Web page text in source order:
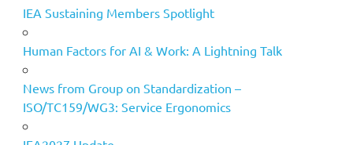
IEA Sustaining Members Spotlight
Human Factors for AI & Work: A Lightning Talk
News from Group on Standardization –
ISO/TC159/WG3: Service Ergonomics